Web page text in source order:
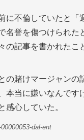
に不倫していたと「
名誉を傷つけられ
の記事を書かれたこ
の賭けマージャンの
当に嫌いなんです
感心していた。
dal-ent